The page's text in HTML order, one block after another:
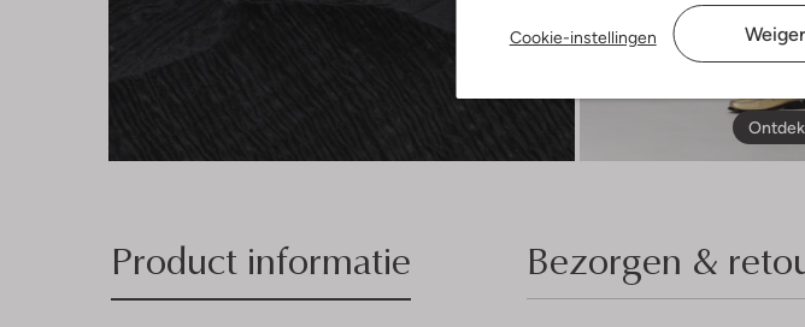
Cookie-instellingen
Product informatie Bezorgen &